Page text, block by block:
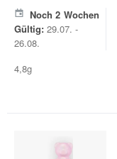
Noch 2 Wochen
Gültig: 29.07. -
26.08.
4,8g